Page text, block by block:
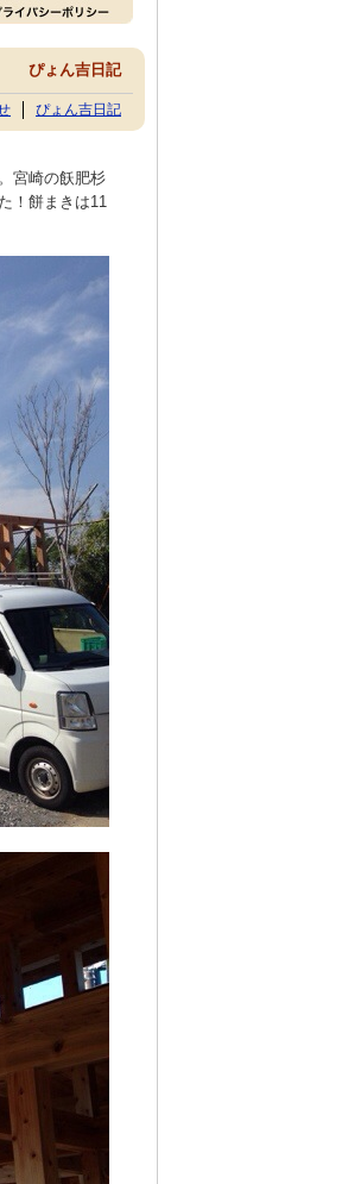
ぴょん吉日記
ぴょん吉日記
宮崎の飫肥杉
！餅まきは11